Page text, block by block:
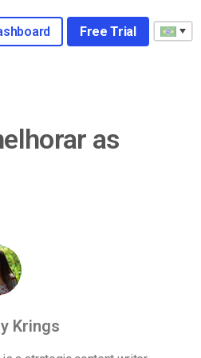
Free Trial
as
Krings